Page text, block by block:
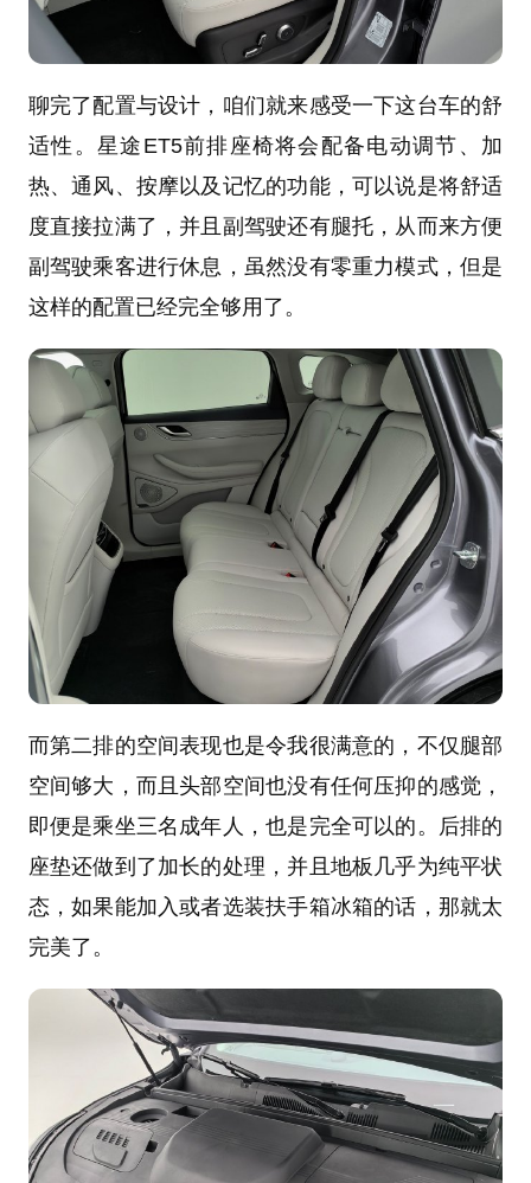
聊完了配置与设计，咱们就来感受一下这台车的舒
适性。星途ET5前排座椅将会配备电动调节、加
热、通风、按摩以及记忆的功能，可以说是将舒适
度直接拉满了，并且副驾驶还有腿托，从而来方便
副驾驶乘客进行休息，虽然没有零重力模式，但是
这样的配置已经完全够用了。
而第二排的空间表现也是令我很满意的，不仅腿部
空间够大，而且头部空间也没有任何压抑的感觉，
即便是乘坐三名成年人，也是完全可以的。后排的
座垫还做到了加长的处理，并且地板几乎为纯平状
态，如果能加入或者选装扶手箱冰箱的话，那就太
完美了。